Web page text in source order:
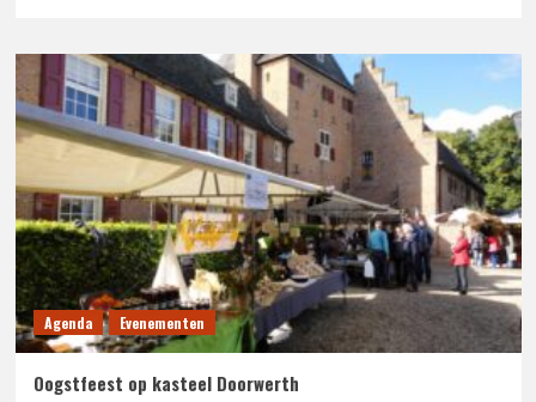
Agenda Evenementen
Oogstfeest op kasteel Doorwerth